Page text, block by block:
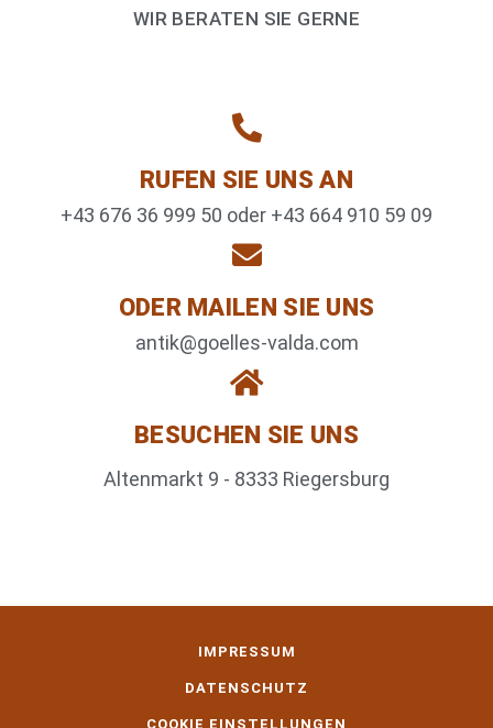
WIR BERATEN SIE GERNE
RUFEN SIE UNS AN
+43 676 36 999 50 oder +43 664 910 59 09
ODER MAILEN SIE UNS
antik@goelles-valda.com
BESUCHEN SIE UNS
Altenmarkt 9 - 8333 Riegersburg
IMPRESSUM
DATENSCHUTZ
COOKIE EINSTELLUNGEN